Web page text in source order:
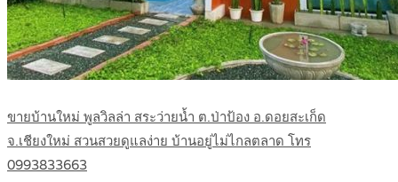
ขายบ้านใหม่ พูลวิลล่า สระว่ายน้ำ ต.ป่าป้อง อ.ดอยสะเก็ด
จ.เชียงใหม่ สวนสวยดูแลง่าย บ้านอยู่ไม่ไกลตลาด โทร
0993833663